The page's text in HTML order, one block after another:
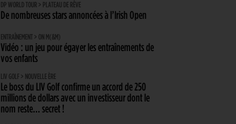
DP WORLD TOUR > PLATEAU DE RÊVE
De nombreuses stars annoncées à l’Irish Open
ENTRAÎNEMENT > ON M(&M)
Vidéo : un jeu pour égayer les entraînements de
vos enfants
LIV GOLF > NOUVELLE ÈRE
Le boss du LIV Golf confirme un accord de 250
millions de dollars avec un investisseur dont le
nom reste… secret !